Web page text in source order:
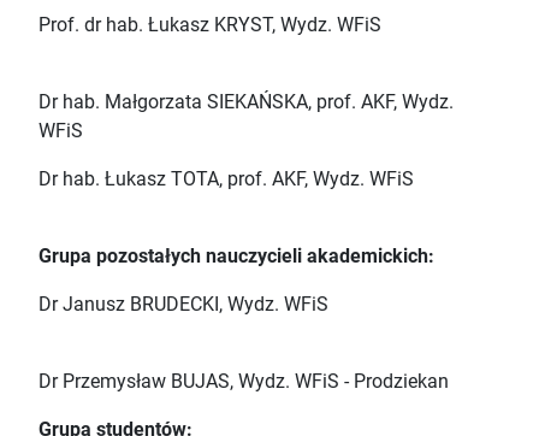
Prof. dr hab. Łukasz KRYST, Wydz. WFiS
Dr hab. Małgorzata SIEKAŃSKA, prof. AKF, Wydz.
WFiS
Dr hab. Łukasz TOTA, prof. AKF, Wydz. WFiS
Grupa pozostałych nauczycieli akademickich:
Dr Janusz BRUDECKI, Wydz. WFiS
Dr Przemysław BUJAS, Wydz. WFiS - Prodziekan
Grupa studentów: